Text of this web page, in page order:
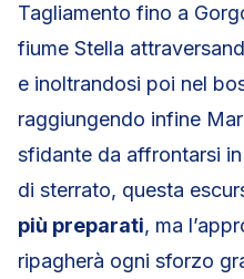
Tagliamento fino a
fiume Stella
e inoltrandosi poi nel
raggiungendo infine
sfidante da affrontarsi
di sterrato, questa
più preparati, ma
ripagherà ogni sforzo